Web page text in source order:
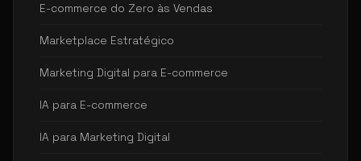
E-commerce do Zero às Vendas
Marketplace Estratégico
Marketing Digital para E-commerce
IA para E-commerce
IA para Marketing Digital